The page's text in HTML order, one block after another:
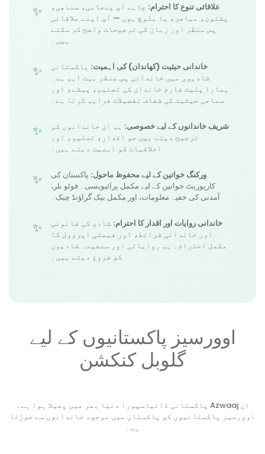
علاقائی تنوع کا احترام: چاہے آپ پنجابی، سندھی،
پشتون، مہاجر، یا بلوچ ہوں — آپ اپنے علاقائی
پس منظر اور زبان کی ترجیحات واضح کر سکتے
ہیں۔
خاندانی حیثیت (کھاندان) کی اہمیت: پاکستانی
شادیوں میں خاندانی پس منظر بہت اہم ہے۔
ہمارا پلیٹ فارم خاندان کی تعلیم، پیشے، اور
سماجی حیثیت کی شفاف تفصیلات فراہم کرتا ہے۔
شریف خاندانوں کے لیے خصوصی: ہم ان خاندانوں کو
ترجیح دیتے ہیں جو اقدار، تعلیم، اور
اخلاقیات کو اہمیت دیتے ہیں۔
ورکنگ خواتین کے لیے محفوظ ماحول: پاکستان کی
کارپوریٹ خواتین کے لیے مکمل پرائیویسی۔ فوٹو بلر،
آمدنی کی خفیہ معلومات، اور مکمل بیک گراؤنڈ چیک۔
خاندانی روایات اور اقدار کا احترام: شادی کی قانونی
اور خاندانی شرائط، اور فیملی اپروول کا
مکمل احترام۔ ہم روایاتی اور سنجیدہ شادیوں
کو فروغ دیتے ہیں۔
اوورسیز پاکستانیوں کے لیے
گلوبل کنکشن
پاکستانی ڈائیاسپورا دنیا بھر میں پھیلا ہوا ہے۔ Azwaaj ان
اوورسیز پاکستانیوں کو پاکستان میں موجود خاندانوں سے جوڑتا
ہے۔